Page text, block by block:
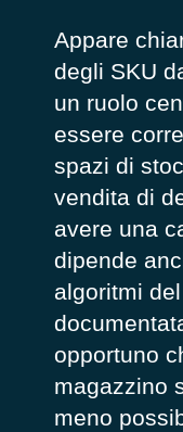
Appare
degli SKU
un ruolo
essere
spazi di
vendita di
avere una
dipende
algoritmi
opportuno
magazzino
meno